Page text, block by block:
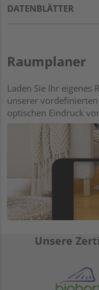
DATENBLÄTTER
Raumplaner
Laden Sie Ihr eigenes
unserer
optischen Eindruck
Unsere